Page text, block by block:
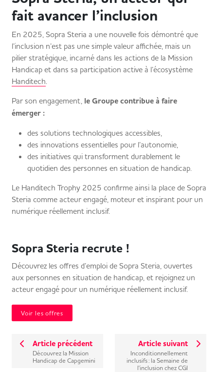
fait avancer l’inclusion
En 2025, Sopra Steria a une nouvelle fois démontré que
l’inclusion n’est pas une simple valeur affichée, mais un
pilier stratégique, incarné dans les actions de la Mission
Handicap et dans sa participation active à l’écosystème
Handitech.
Par son engagement, le Groupe contribue à faire
émerger :
des solutions technologiques accessibles,
des innovations essentielles pour l’autonomie,
des initiatives qui transforment durablement le
quotidien des personnes en situation de handicap.
Le Handitech Trophy 2025 confirme ainsi la place de Sopra
Steria comme acteur engagé, moteur et inspirant pour un
numérique réellement inclusif.
Sopra Steria recrute !
Découvrez les offres d’emploi de Sopra Steria, ouvertes
aux personnes en situation de handicap, et rejoignez un
acteur engagé pour un numérique réellement inclusif.
Voir les offres
Article précédent
Découvrez la Mission
Handicap de Capgemini
Article suivant
Inconditionnellement
inclusifs : la Semaine de
l'inclusion chez CGI